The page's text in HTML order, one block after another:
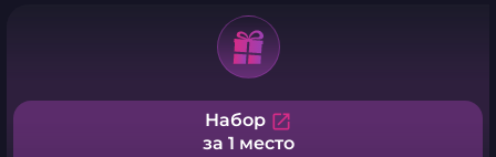
Набор open_in_new
за 1 место